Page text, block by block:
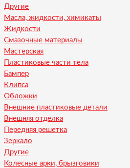
Другие
Масла, жидкости, химикаты
Жидкости
Смазочные материалы
Мастерская
Пластиковые части тела
Бампер
Клипса
Обложки
Внешние пластиковые детали
Внешняя отделка
Передняя решетка
Зеркало
Другие
Колесные арки, брызговики